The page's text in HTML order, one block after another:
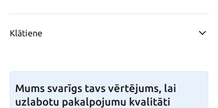
Klātiene
Mums svarīgs tavs vērtējums, lai
uzlabotu pakalpojumu kvalitāti